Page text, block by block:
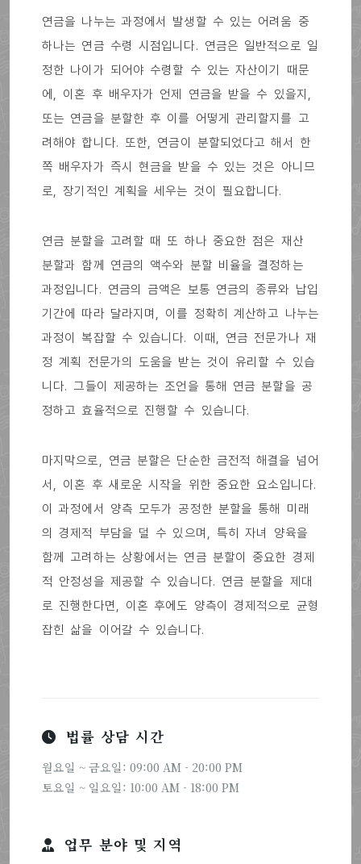
연금을 나누는 과정에서 발생할 수 있는 어려움 중
하나는 연금 수령 시점입니다. 연금은 일반적으로 일
정한 나이가 되어야 수령할 수 있는 자산이기 때문
에, 이혼 후 배우자가 언제 연금을 받을 수 있을지,
또는 연금을 분할한 후 이를 어떻게 관리할지를 고
려해야 합니다. 또한, 연금이 분할되었다고 해서 한
쪽 배우자가 즉시 현금을 받을 수 있는 것은 아니므
로, 장기적인 계획을 세우는 것이 필요합니다.
연금 분할을 고려할 때 또 하나 중요한 점은 재산
분할과 함께 연금의 액수와 분할 비율을 결정하는
과정입니다. 연금의 금액은 보통 연금의 종류와 납입
기간에 따라 달라지며, 이를 정확히 계산하고 나누는
과정이 복잡할 수 있습니다. 이때, 연금 전문가나 재
정 계획 전문가의 도움을 받는 것이 유리할 수 있습
니다. 그들이 제공하는 조언을 통해 연금 분할을 공
정하고 효율적으로 진행할 수 있습니다.
마지막으로, 연금 분할은 단순한 금전적 해결을 넘어
서, 이혼 후 새로운 시작을 위한 중요한 요소입니다.
이 과정에서 양측 모두가 공정한 분할을 통해 미래
의 경제적 부담을 덜 수 있으며, 특히 자녀 양육을
함께 고려하는 상황에서는 연금 분할이 중요한 경제
적 안정성을 제공할 수 있습니다. 연금 분할을 제대
로 진행한다면, 이혼 후에도 양측이 경제적으로 균형
잡힌 삶을 이어갈 수 있습니다.
법률 상담 시간
월요일 ~ 금요일: 09:00 AM - 20:00 PM
토요일 ~ 일요일: 10:00 AM - 18:00 PM
업무 분야 및 지역